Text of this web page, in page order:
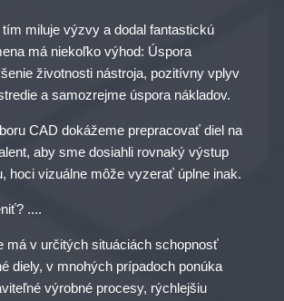
miluje výzvy a dodal fantastickú
má niekoľko výhod: Úspora
životnosti nástroja, pozitívny vplyv
a samozrejme úspora nákladov.
CAD dokážeme prepracovať diel na
aby sme dosiahli rovnaký výstup
hoci vizuálne môže vyzerať úplne inak.
....
má v určitých situáciách schopnosť
diely, v mnohých prípadoch ponúka
výrobné procesy, rýchlejšiu